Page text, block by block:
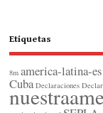
Etiquetas
8m america-latina-es
Cuba Declaraciones